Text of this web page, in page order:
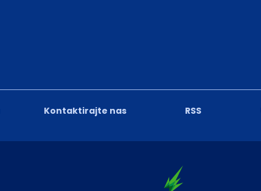
Kontaktirajte nas RSS